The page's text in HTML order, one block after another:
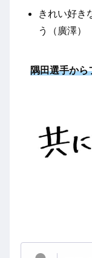
きれい好き
う（廣澤）
隅田選手から